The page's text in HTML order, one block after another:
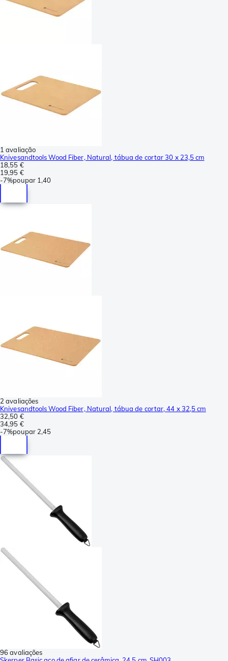
1 avaliação
Knivesandtools Wood Fiber, Natural, tábua de cortar 30 x 23,5 cm
18,55 €
19,95 €
-7%poupar 1,40
2 avaliações
Knivesandtools Wood Fiber, Natural, tábua de cortar, 44 x 32,5 cm
32,50 €
34,95 €
-7%poupar 2,45
96 avaliações